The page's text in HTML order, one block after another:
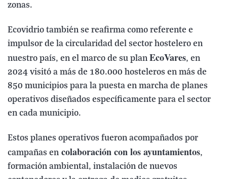
zonas.
Ecovidrio también se reafirma como referente e
impulsor de la circularidad del sector hostelero en
nuestro país, en el marco de su plan EcoVares, en
2024 visitó a más de 180.000 hosteleros en más de
850 municipios para la puesta en marcha de planes
operativos diseñados específicamente para el sector
en cada municipio.
Estos planes operativos fueron acompañados por
campañas en colaboración con los ayuntamientos,
formación ambiental, instalación de nuevos